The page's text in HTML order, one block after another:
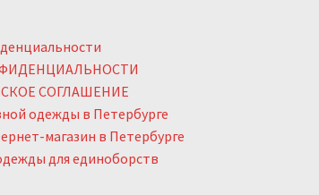
СОГЛАШЕНИЕ
одежды в Петербурге
магазин в Петербурге
для единоборств